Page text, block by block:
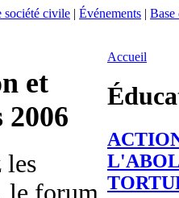
société civile | Événements | Base
et
2006
les
Accueil